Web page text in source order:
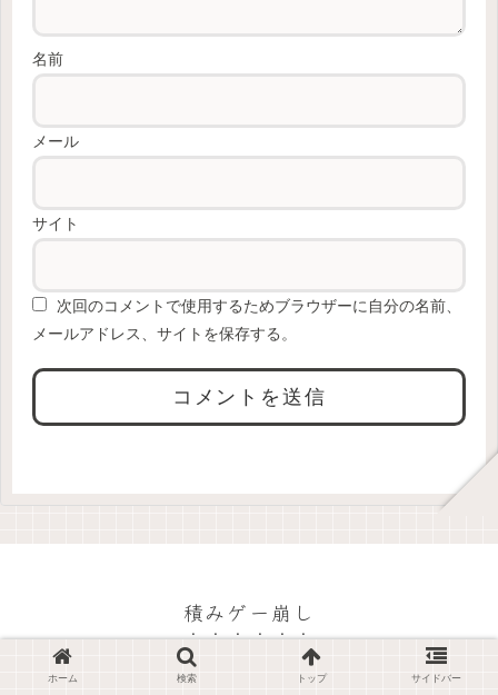
名前
メール
サイト
次回のコメントで使用するためブラウザーに自分の名前、
メールアドレス、サイトを保存する。
積みゲー崩し
© 2023 積みゲー崩し.
ホーム 検索 トップ サイドバー